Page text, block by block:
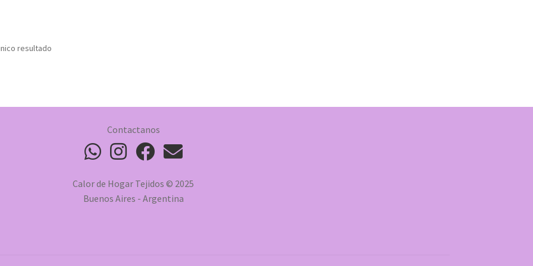
resultado
Contactanos
Calor de Hogar Tejidos © 2025
Buenos Aires - Argentina